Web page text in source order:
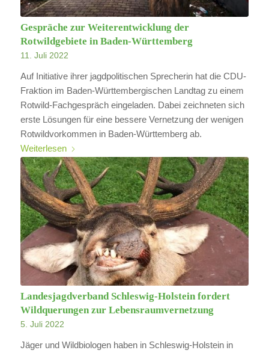
Gespräche zur Weiterentwicklung der
Rotwildgebiete in Baden-Württemberg
11. Juli 2022
Auf Initiative ihrer jagdpolitischen Sprecherin hat die CDU-
Fraktion im Baden-Württembergischen Landtag zu einem
Rotwild-Fachgespräch eingeladen. Dabei zeichneten sich
erste Lösungen für eine bessere Vernetzung der wenigen
Rotwildvorkommen in Baden-Württemberg ab.
Weiterlesen
Landesjagdverband Schleswig-Holstein fordert
Wildquerungen zur Lebensraumvernetzung
5. Juli 2022
Jäger und Wildbiologen haben in Schleswig-Holstein in